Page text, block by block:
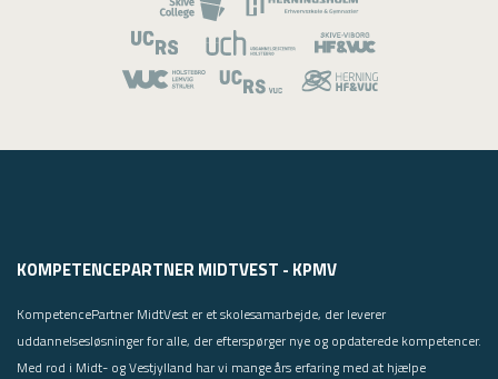
KOMPETENCEPARTNER MIDTVEST - KPMV
KompetencePartner MidtVest er et skolesamarbejde, der leverer
uddannelsesløsninger for alle, der efterspørger nye og opdaterede kompetencer.
Med rod i Midt- og Vestjylland har vi mange års erfaring med at hjælpe